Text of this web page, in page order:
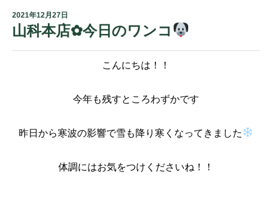
2021年12月27日
山科本店✿今日のワンコ
こんにちは！！
今年も残すところわずかです
昨日から寒波の影響で雪も降り寒くなってきました
体調にはお気をつけくださいね！！